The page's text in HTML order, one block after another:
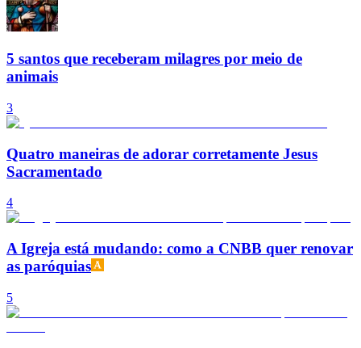
5 santos que receberam milagres por meio de
animais
3
Quatro maneiras de adorar corretamente Jesus
Sacramentado
4
A Igreja está mudando: como a CNBB quer renovar
as paróquias
5